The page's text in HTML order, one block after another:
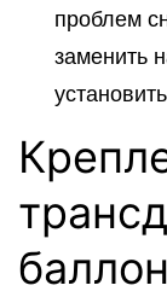
проблем
заменить